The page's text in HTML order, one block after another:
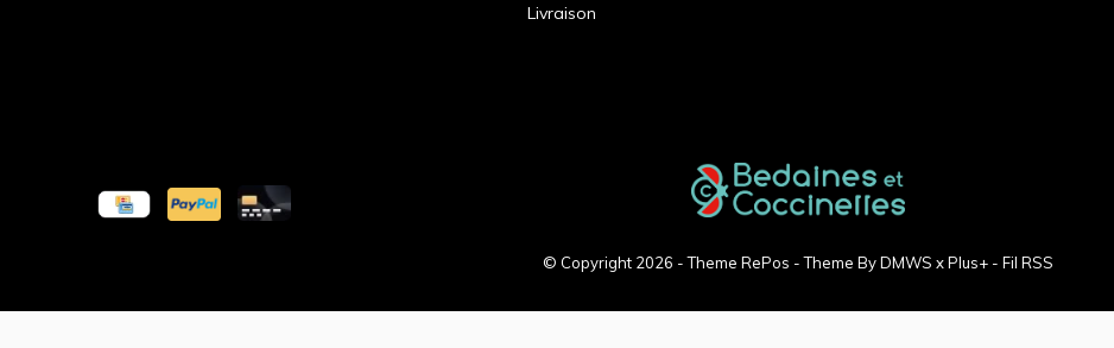
Livraison
© Copyright 2026 - Theme RePos - Theme ByDMWS xPlus+ - Fil RSS